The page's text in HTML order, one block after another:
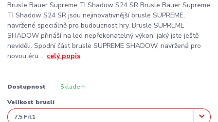
Brusle Bauer Supreme TI Shadow S24 SR Brusle Bauer Supreme
TI Shadow S24 SR jsou nejinovativnější brusle SUPREME,
navržené speciálně pro budoucnost hry. Brusle SUPREME
SHADOW přináší na led nepřekonatelný výkon, jaký jste ještě
neviděli. Spodní část brusle SUPREME SHADOW, navržená pro
novou éru ... celý popis
Dostupnost Skladem
Velikost bruslí